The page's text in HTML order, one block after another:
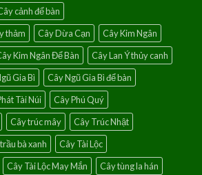
cảnh để bàn
thảm
Cây Dừa Cạn
Cây Kim Ngân
Kim Ngân Để Bàn
Cây Lan Ý thủy canh
Gia Bì
Cây Ngũ Gia Bì để bàn
Tài Núi
Cây Phú Quý
Cây trúc mây
Cây Trúc Nhật
bà xanh
Cây Tài Lộc
Cây Tài Lộc May Mắn Cây tùng la hán